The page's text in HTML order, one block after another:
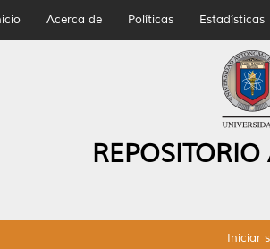
Acerca de Políticas Estadísticas
Iniciar